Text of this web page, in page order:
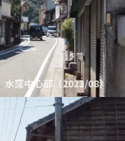
水窪中心部（2023/08）